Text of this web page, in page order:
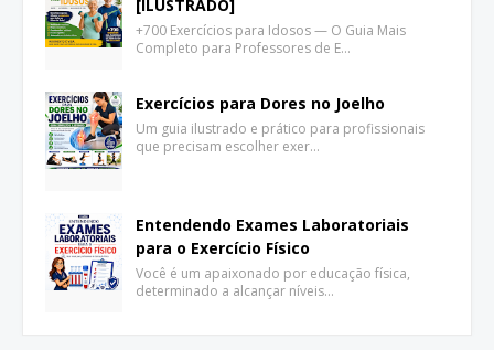
[ILUSTRADO]
+700 Exercícios para Idosos — O Guia Mais
Completo para Professores de E…
Exercícios para Dores no Joelho
Um guia ilustrado e prático para profissionais
que precisam escolher exer…
Entendendo Exames Laboratoriais
para o Exercício Físico
Você é um apaixonado por educação física,
determinado a alcançar níveis…